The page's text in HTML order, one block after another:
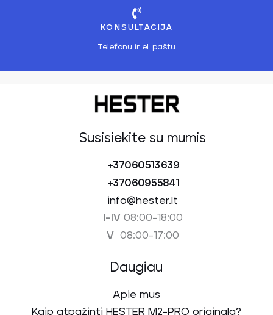
KONSULTACIJA
Telefonu ir el. paštu
Susisiekite su mumis
+37060513639
+37060955841
info@hester.lt
I-IV08:00-18:00
V 08:00-17:00
Daugiau
Apie mus
Kaip atpažinti HESTER M2-PRO originalą?